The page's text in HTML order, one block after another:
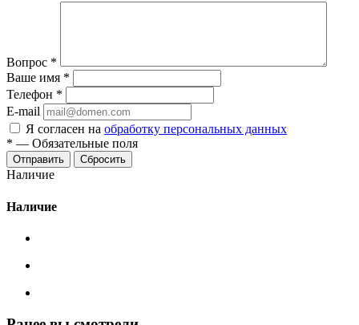
Вопрос *
Ваше имя *
Телефон *
E-mail
Я согласен на обработку персональных данных
* — Обязательные поля
Сбросить
Наличие
Наличие